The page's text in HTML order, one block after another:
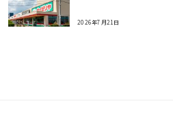
2026年7月21日